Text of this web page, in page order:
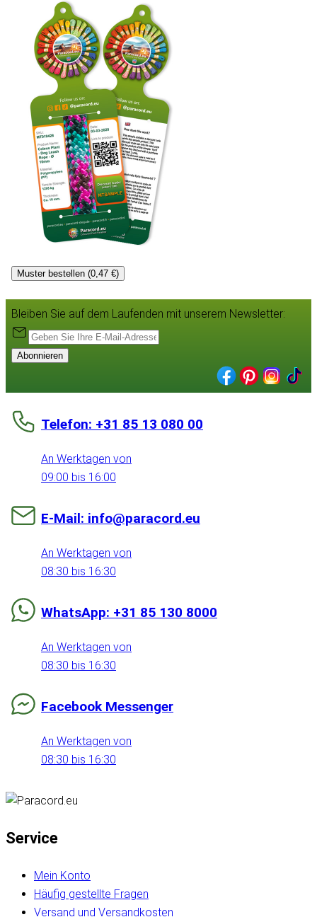
Muster bestellen (0,47 €)
Bleiben Sie auf dem Laufenden mit unserem Newsletter:
Abonnieren
Telefon: +31 85 13 080 00
An Werktagen von
09:00 bis 16:00
E-Mail: info@paracord.eu
An Werktagen von
08:30 bis 16:30
WhatsApp: +31 85 130 8000
An Werktagen von
08:30 bis 16:30
Facebook Messenger
An Werktagen von
08:30 bis 16:30
Service
Mein Konto
Häufig gestellte Fragen
Versand und Versandkosten